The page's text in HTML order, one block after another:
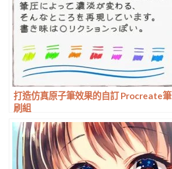
打造仿真原子筆效果的自訂 Procreate筆
刷組